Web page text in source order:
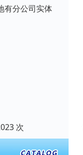
有分公司实体
次